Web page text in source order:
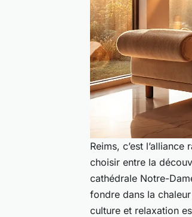
Reims, c’est
choisir entre la
cathédrale Notre-
fondre dans la
culture et relaxation